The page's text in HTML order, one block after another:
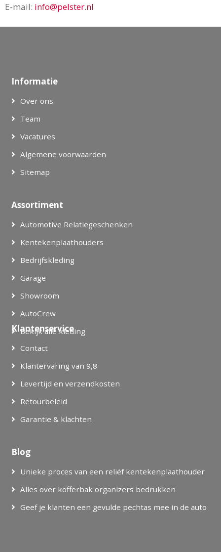
E-mail: info@pelster.nl
Informatie
Over ons
Team
Vacatures
Algemene voorwaarden
Sitemap
Assortiment
Automotive Relatiegeschenken
Kentekenplaathouders
Bedrijfskleding
Garage
Showroom
AutoCrew
Bekijk alle kleding
Klantenservice
Contact
Klantervaring van 9,8
Levertijd en verzendkosten
Retourbeleid
Garantie & klachten
Blog
Unieke proces van een reliëf kentekenplaathouder
Alles over kofferbak organizers bedrukken
Geef je klanten een gevulde pechtas mee in de auto